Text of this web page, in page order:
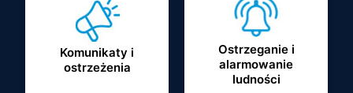
Komunikaty i
ostrzeżenia
Ostrzeganie i
alarmowanie
ludności